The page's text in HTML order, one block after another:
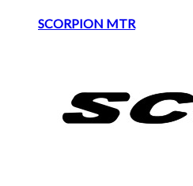
SCORPION MTR